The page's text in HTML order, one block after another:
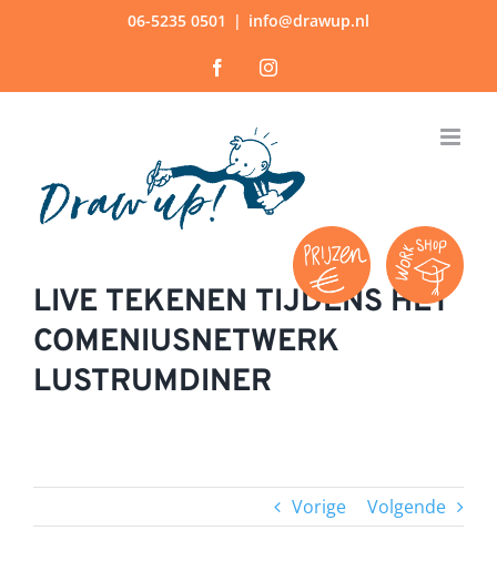
06-5235 0501 | info@drawup.nl
FacebookInstagram
LIVE TEKENEN TIJDENS HET
COMENIUSNETWERK
LUSTRUMDINER
Vorige Volgende